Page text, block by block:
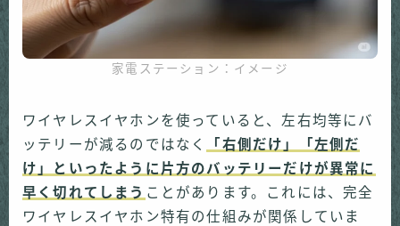
家電ステーション：イメージ
ワイヤレスイヤホンを使っていると、左右均等にバ
ッテリーが減るのではなく
「右側だけ」「左側だ
け」といったように片方のバッテリーだけが異常に
早く切れてしまう ことがあります。これには、完全
ワイヤレスイヤホン特有の仕組みが関係していま